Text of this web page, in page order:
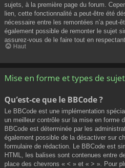
sujets, à la première page du forum.
lien, cette fonctionnalité a peut-être été
nécessaire entre les remontées n’a peut-
également possible de remonter le sujet
assurez-vous de le faire tout en
Haut
Mise en forme et types de
Qu’est-ce que le BBCode ?
Le BBCode est une implémentation
un meilleur contrôle sur la mise en forme
BBCode est déterminée par les
également possible de la désactiver sur
formulaire de rédaction. Le BBCode est
HTML, les balises sont contenues entre
place des chevrons « < » et « > ». Pour